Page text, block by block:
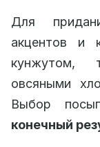
Для
акцентов и
кунжутом,
овсяными
Выбор
конечный